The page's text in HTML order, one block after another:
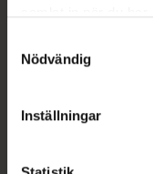
återkalla ditt
lagligheten av
Nödvändig
Inställningar